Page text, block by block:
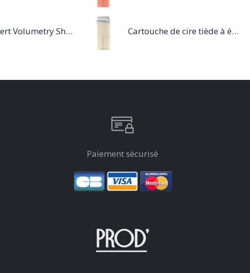
Série Expert Volumetry Shampoing Cartouche de cire tiède à épiler 100ml blanc
Paiement sécurisé